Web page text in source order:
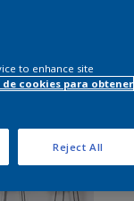
to enhance site
cookies para obtener
Reject All